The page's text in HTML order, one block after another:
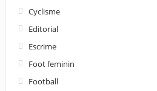
Cyclisme
Editorial
Escrime
Foot feminin
Football